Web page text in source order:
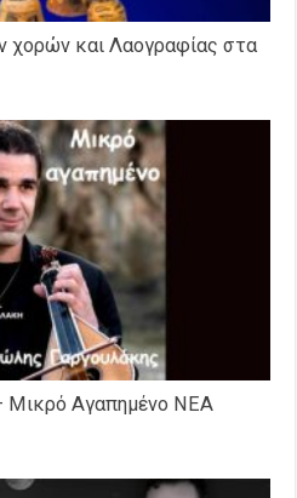
χορών και Λαογραφίας στα
Μικρό Αγαπημένο NEΑ